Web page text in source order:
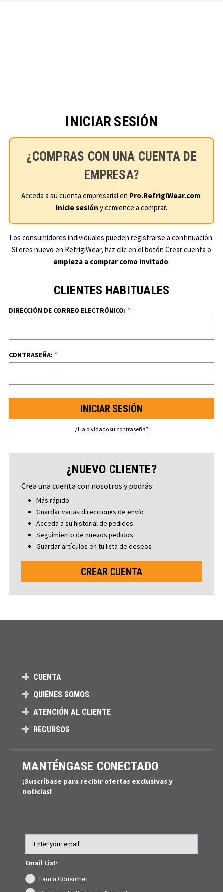
INICIAR SESIÓN
¿COMPRAS CON UNA CUENTA DE
EMPRESA?
Acceda a su cuenta empresarial en Pro.RefrigiWear.com.
Inicie sesión y comience a comprar.
Los consumidores individuales pueden registrarse a continuación.
Si eres nuevo en RefrigiWear, haz clic en el botón Crear cuenta o
empieza a comprar como invitado.
CLIENTES HABITUALES
DIRECCIÓN DE CORREO ELECTRÓNICO: *
CONTRASEÑA: *
¿Ha olvidado su contraseña?
¿NUEVO CLIENTE?
Crea una cuenta con nosotros y podrás:
Más rápido
Guardar varias direcciones de envío
Acceda a su historial de pedidos
Seguimiento de nuevos pedidos
Guardar artículos en tu lista de deseos
CREAR CUENTA
CUENTA
QUIÉNES SOMOS
ATENCIÓN AL CLIENTE
RECURSOS
MANTÉNGASE CONECTADO
¡Suscríbase para recibir ofertas exclusivas y
noticias!
Email List*
I am a Consumer